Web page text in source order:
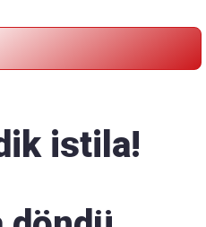
istila!